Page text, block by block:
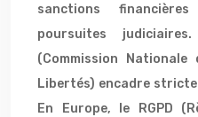
sanctions
poursuites
(Commission
Libertés) encadre
En Europe, le RGPD